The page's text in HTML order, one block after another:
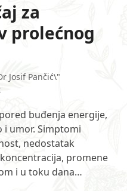
za
prolećnog
Josif Pančić\"
buđenja energije,
i umor. Simptomi
nedostatak
promene
i u toku dana…